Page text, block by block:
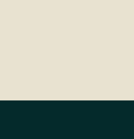
lès-Beaune,Chorey-les-